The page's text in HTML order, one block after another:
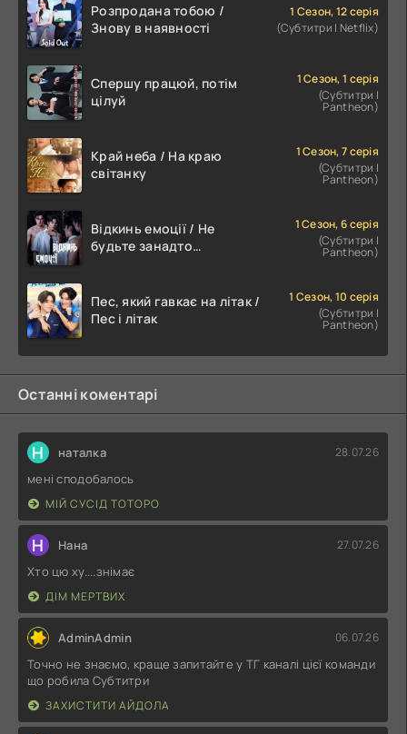
Розпродана тобою /
Знову в наявності
1 Сезон, 12 серія
(Субтитри | Netflix)
Спершу працюй, потім
цілуй
1 Сезон, 1 серія
(Субтитри |
Pantheon)
Край неба / На краю
світанку
1 Сезон, 7 серія
(Субтитри |
Pantheon)
Відкинь емоції / Не
будьте занадто
1 Сезон, 6 серія
(Субтитри |
Pantheon)
Пес, який гавкає на літак /
Пес і літак
1 Сезон, 10 серія
(Субтитри |
Pantheon)
Останні коментарі
Н наталка 28.07.26
мені сподобалось
МІЙ СУСІД ТОТОРО
Н Нана 27.07.26
Хто цю ху....знімає
ДІМ МЕРТВИХ
AdminAdmin 06.07.26
Точно не знаємо, краще запитайте у ТГ каналі цієї команди
що робила Субтитри
ЗАХИСТИТИ АЙДОЛА